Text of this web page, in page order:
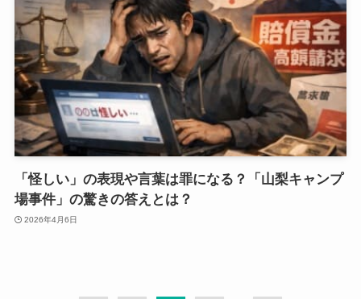
「怪しい」の表現や言葉は罪になる？「山梨キャンプ
場事件」の驚きの答えとは？
2026年4月6日